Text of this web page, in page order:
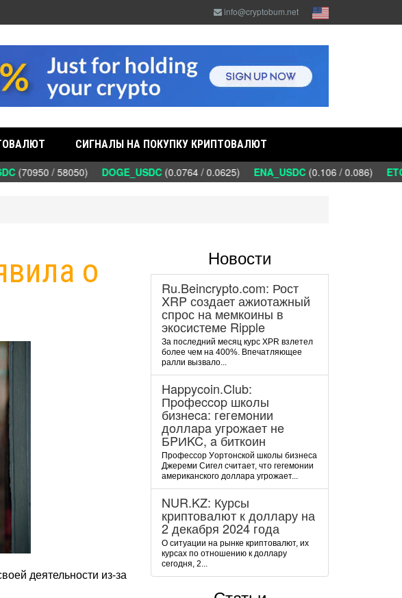
info@cryptobum.net
СИГНАЛЫ НА ПОКУПКУ КРИПТОВАЛЮТ
(70950 / 58050) DOGE_USDC(0.0764 / 0.0625) ENA_USDC(0.106 / 0.086)
о
деятельности из-за
Новости
Ru.Beincrypto.com: Рост
XRP создает ажиотажный
спрос на мемкоины в
экосистеме Ripple
За последний месяц курс XPR взлетел
более чем на 400%. Впечатляющее
ралли вызвало...
Happycoin.Club:
Пpoфeccop шкoлы
бизнeca: гeгeмoнии
дoллapa угpoжaeт нe
БPИKC, a биткoин
Пpoфeccop Уopтoнcкoй шкoлы бизнeca
Джepeми Cигeл cчитaeт, чтo гeгeмoнии
aмepикaнcкoгo дoллapa угpoжaeт...
NUR.KZ: Курсы
криптовалют к доллару на
2 декабря 2024 года
О ситуации на рынке криптовалют, их
курсах по отношению к доллару
сегодня, 2...